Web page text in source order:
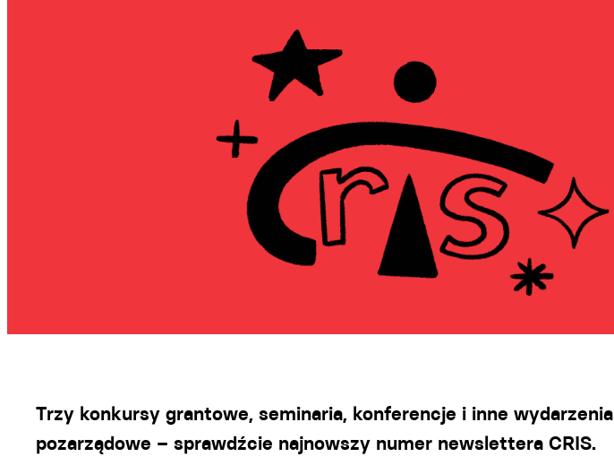
Trzy konkursy grantowe, seminaria, konferencje i inne wydarzenia
pozarządowe – sprawdźcie najnowszy numer newslettera CRIS.